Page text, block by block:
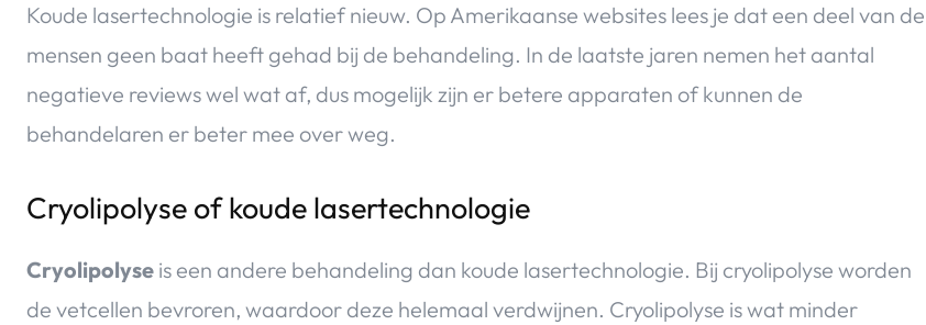
Koude lasertechnologie is relatief nieuw. Op Amerikaanse websites lees je dat een deel van de
mensen geen baat heeft gehad bij de behandeling. In de laatste jaren nemen het aantal
negatieve reviews wel wat af, dus mogelijk zijn er betere apparaten of kunnen de
behandelaren er beter mee over weg.
Cryolipolyse of koude lasertechnologie
Cryolipolyse is een andere behandeling dan koude lasertechnologie. Bij cryolipolyse worden
de vetcellen bevroren, waardoor deze helemaal verdwijnen. Cryolipolyse is wat minder